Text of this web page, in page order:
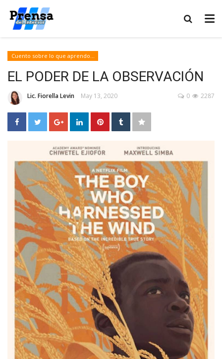
Cuento sobre lo que aprendo...
EL PODER DE LA OBSERVACIÓN
Lic. Fiorella Levin May 13, 2020 2287
0